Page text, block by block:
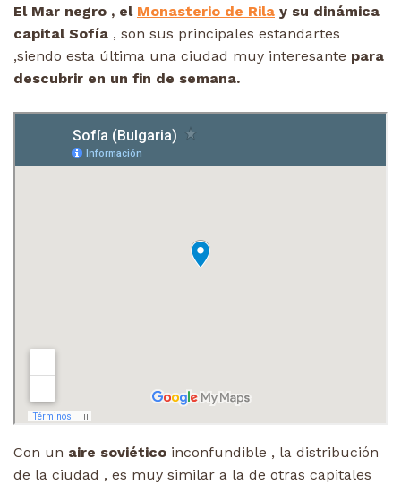
El Mar negro , el Monasterio de Rila y su dinámica
capital Sofía , son sus principales estandartes
,siendo esta última una ciudad muy interesante para
descubrir en un fin de semana.
Con un aire soviético inconfundible , la distribución
de la ciudad , es muy similar a la de otras capitales